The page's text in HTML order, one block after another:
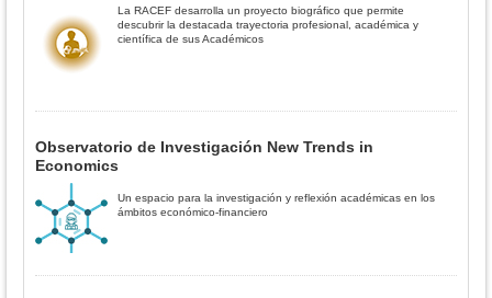
La RACEF desarrolla un proyecto biográfico que permite
descubrir la destacada trayectoria profesional, académica y
científica de sus Académicos
Observatorio de Investigación New Trends in
Economics
Un espacio para la investigación y reflexión académicas en los
ámbitos económico-financiero